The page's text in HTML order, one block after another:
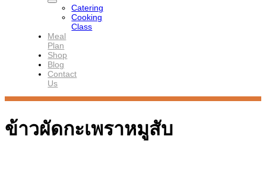
Catering
Cooking
Class
Meal
Plan
Shop
Blog
Contact
Us
ข้าวผัดกะเพราหมูสับ